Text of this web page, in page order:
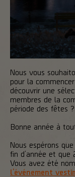
Nous vous
pour la
découvrir une
membres de la
période des fêtes ?
Bonne année à
Nous espérons
fin d’année et que
Vous avez été
l’événement